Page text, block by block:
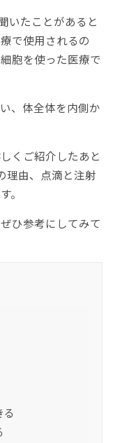
いたことがあると
で使用されるの
胞を使った医療で
、体全体を内側か
くご紹介したあと
理由、点滴と注射
。
ひ参考にしてみて